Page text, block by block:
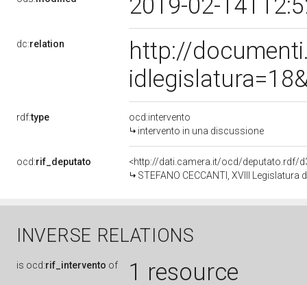
2019-02-
dc:relation
http://
rdf:type
ocd:intervento
intervento in una discussione
ocd:rif_deputato
<http://dati.camera.it/ocd/deputato.rdf/
STEFANO CECCANTI, XVIII Legislatura
INVERSE RELATIONS
is ocd:rif_intervento of 1 resource